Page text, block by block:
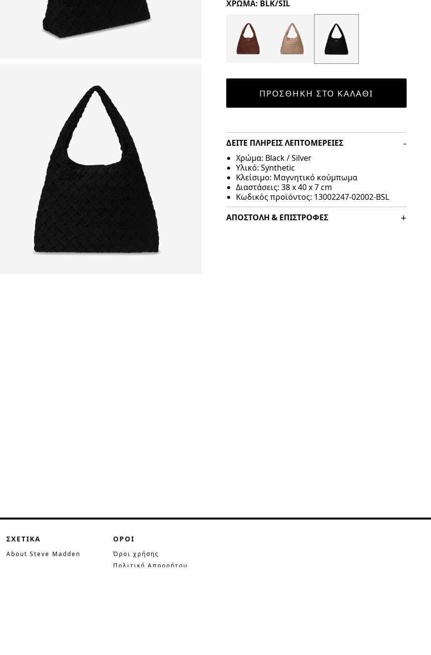
ΧΡΏΜΑ: BLK/SIL
Color Options
ΠΡΟΣΘΉΚΗ ΣΤΟ ΚΑΛΆΘΙ
ΔΕΊΤΕ ΠΛΉΡΕΙΣ ΛΕΠΤΟΜΈΡΕΙΕΣ
Χρώμα: Black / Silver
Υλικό: Synthetic
Κλείσιμο: Μαγνητικό κούμπωμα
Διαστάσεις: 38 x 40 x 7 cm
Κωδικός προϊόντος: 13002247-02002-BSL
ΑΠΟΣΤΟΛΉ & ΕΠΙΣΤΡΟΦΈΣ
ΣΧΕΤΙΚΑ
About Steve Madden
ΟΡΟΙ
Όροι χρήσης
Πολιτική Απορρήτου